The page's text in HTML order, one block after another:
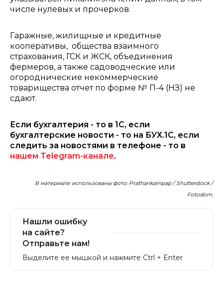
числе нулевых и прочерков.
Гаражные, жилищные и кредитные
кооперативы, общества взаимного
страхования, ГСК и ЖСК, объединения
фермеров, а также садоводческие или
огороднические некоммерческие
товарищества отчет по форме № П-4 (НЗ) не
сдают.
Если бухгалтерия - то в 1С, если
бухгалтерские новости - то на БУХ.1С, если
следить за новостями в телефоне - то в
нашем Telegram-канале.
В материале использованы фото: Prathankarnpap / Shutterstock /
Fotodom.
Нашли ошибку
на сайте?
Отправьте нам!
Выделите ее мышкой и нажмите Ctrl + Enter